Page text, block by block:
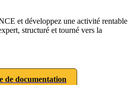
et développez une activité rentable
structuré et tourné vers la
de documentation